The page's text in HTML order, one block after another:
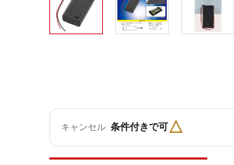
キャンセル 条件付きで可△